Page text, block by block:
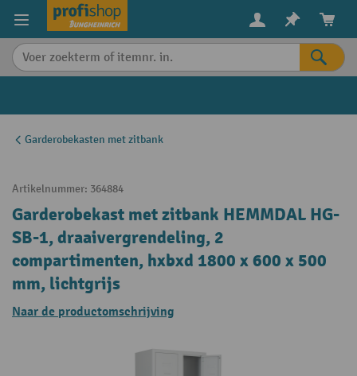
content
Garderobekasten met zitbank
Artikelnummer: 364884
Garderobekast met zitbank HEMMDAL HG-
SB-1, draaivergrendeling, 2
compartimenten, hxbxd 1800 x 600 x 500
mm, lichtgrijs
Naar de productomschrijving